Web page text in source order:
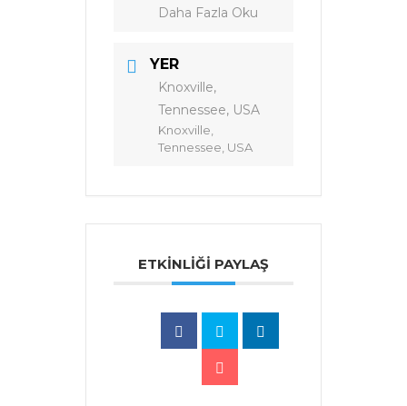
Daha Fazla Oku
YER
Knoxville,
Tennessee, USA
Knoxville,
Tennessee, USA
ETKINLIĞI PAYLAŞ